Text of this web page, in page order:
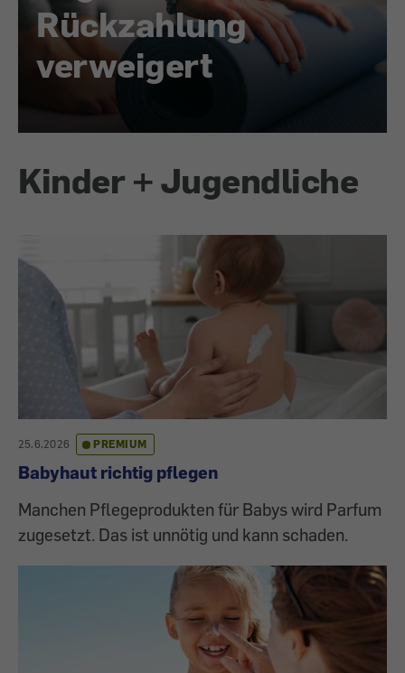
Rückzahlung
verweigert
Kinder + Jugendliche
25.6.2026 PREMIUM
Babyhaut richtig pflegen
Manchen Pflegeprodukten für Babys wird Parfum
zugesetzt. Das ist unnötig und kann schaden.